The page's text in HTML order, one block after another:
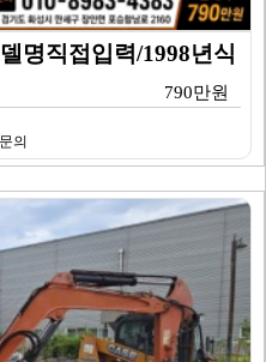
명직접입력/1998년식
790만원
의